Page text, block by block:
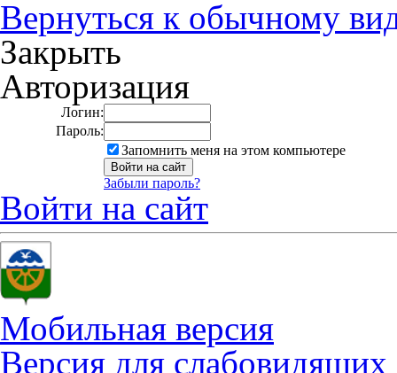
Вернуться к обычному
Закрыть
Авторизация
Логин:
Пароль:
Запомнить меня на этом компьютере
Забыли пароль?
Войти на сайт
Мобильная версия
Версия для слабовидящих